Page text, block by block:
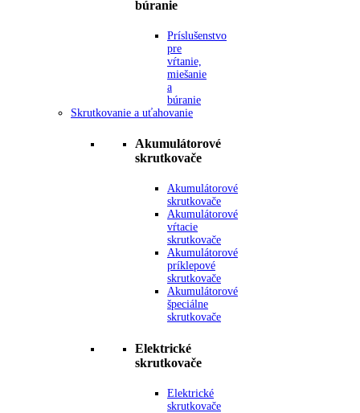
búranie
Príslušenstvo
pre
vŕtanie,
miešanie
a
búranie
Skrutkovanie a uťahovanie
Akumulátorové
skrutkovače
Akumulátorové
skrutkovače
Akumulátorové
vŕtacie
skrutkovače
Akumulátorové
príklepové
skrutkovače
Akumulátorové
špeciálne
skrutkovače
Elektrické
skrutkovače
Elektrické
skrutkovače